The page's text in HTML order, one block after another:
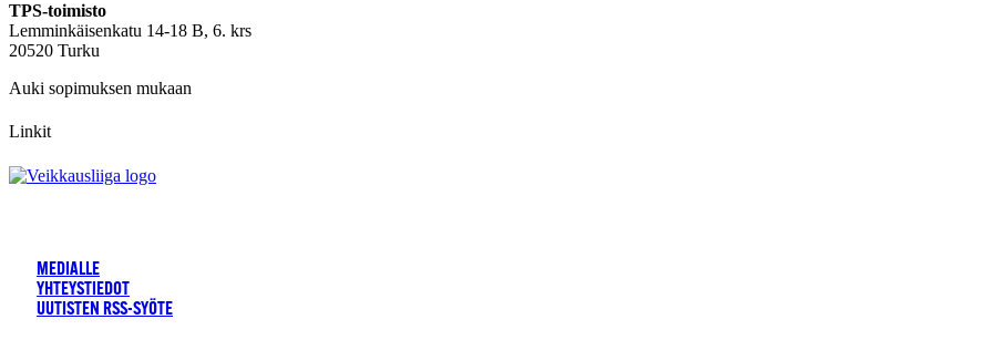
TPS-toimisto
Lemminkäisenkatu 14-18 B, 6. krs
20520 Turku
Auki sopimuksen mukaan
Linkit
MEDIALLE
YHTEYSTIEDOT
UUTISTEN RSS-SYÖTE